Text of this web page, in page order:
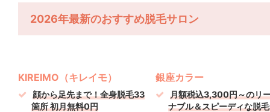
2026年最新のおすすめ脱毛サロン
KIREIMO（キレイモ）
顔から足先まで！全身脱毛33
箇所 初月無料0円
銀座カラー
月額税込3,300円～のリ
ナブル＆スピーディな脱